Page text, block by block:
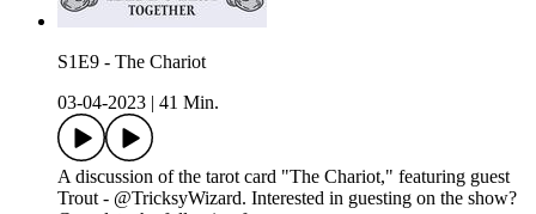
S1E9 - The Chariot
03-04-2023
41 Min.
A discussion of the tarot card "The Chariot," featuring guest
Trout - @TricksyWizard. Interested in guesting on the show?